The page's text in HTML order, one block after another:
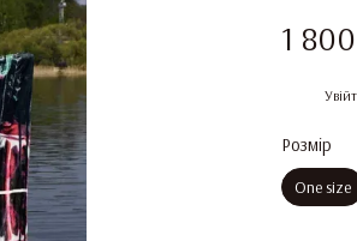
1
Розмір
One size